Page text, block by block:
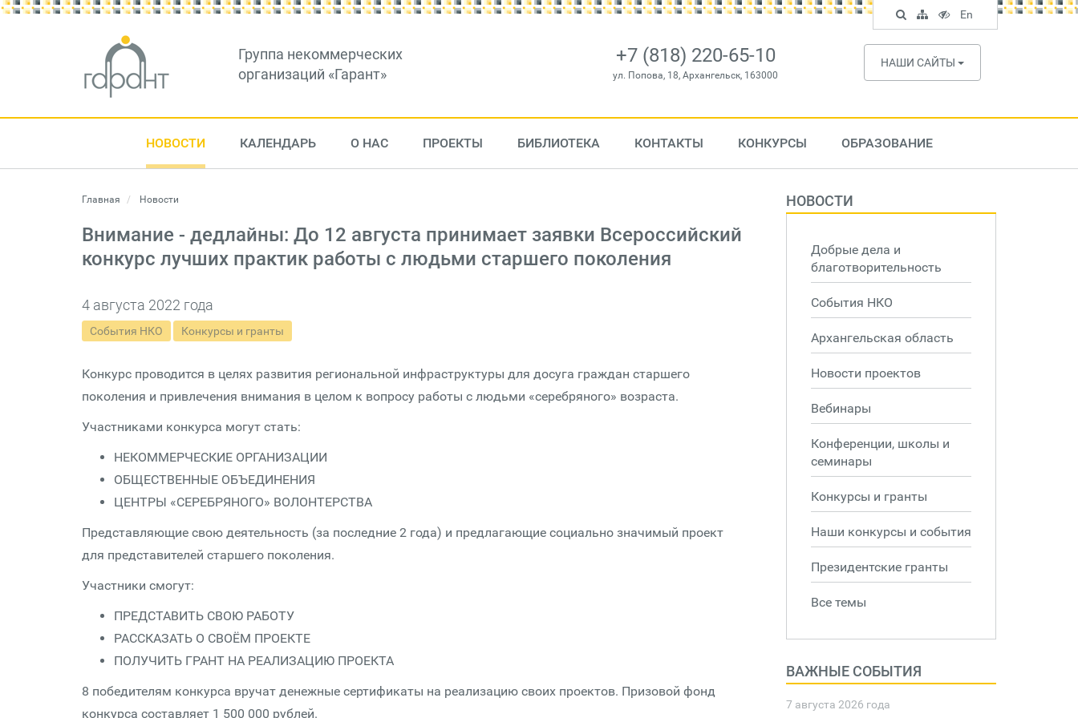
Группа некоммерческих
организаций «Гарант»
+7 (818) 220-65-10
ул. Попова, 18, Архангельск, 163000
НАШИ САЙТЫ
НОВОСТИ КАЛЕНДАРЬ О НАС ПРОЕКТЫ БИБЛИОТЕКА КОНТАКТЫ КОНКУРСЫ ОБРАЗОВАНИЕ
Главная Новости
Внимание - дедлайны: До 12 августа принимает заявки Всероссийский
конкурс лучших практик работы с людьми старшего поколения
4 августа 2022 года
События НКО Конкурсы и гранты
Конкурс проводится в целях развития региональной инфраструктуры для досуга граждан старшего
поколения и привлечения внимания в целом к вопросу работы с людьми «серебряного» возраста.
Участниками конкурса могут стать:
НЕКОММЕРЧЕСКИЕ ОРГАНИЗАЦИИ
ОБЩЕСТВЕННЫЕ ОБЪЕДИНЕНИЯ
ЦЕНТРЫ «СЕРЕБРЯНОГО» ВОЛОНТЕРСТВА
Представляющие свою деятельность (за последние 2 года) и предлагающие социально значимый проект
для представителей старшего поколения.
Участники смогут:
ПРЕДСТАВИТЬ СВОЮ РАБОТУ
РАССКАЗАТЬ О СВОЁМ ПРОЕКТЕ
ПОЛУЧИТЬ ГРАНТ НА РЕАЛИЗАЦИЮ ПРОЕКТА
8 победителям конкурса вручат денежные сертификаты на реализацию своих проектов. Призовой фонд
конкурса составляет 1 500 000 рублей.
НОВОСТИ
Добрые дела и
благотворительность
События НКО
Архангельская область
Новости проектов
Вебинары
Конференции, школы и
семинары
Конкурсы и гранты
Наши конкурсы и события
Президентские гранты
Все темы
ВАЖНЫЕ СОБЫТИЯ
7 августа 2026 года
Поиск
по
сайту
Карта
сайта
Версия
для
слабовидящих
En
English